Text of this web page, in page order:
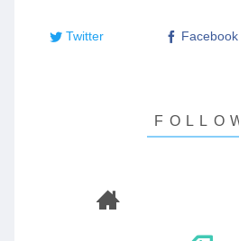
Twitter Facebook